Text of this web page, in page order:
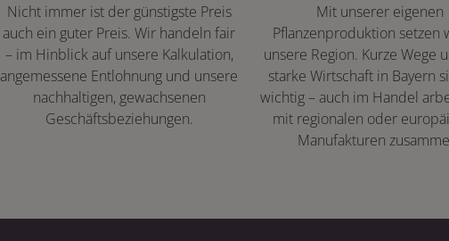
Nicht immer ist der günstigste Preis
auch ein guter Preis. Wir handeln fair
– im Hinblick auf unsere Kalkulation,
angemessene Entlohnung und unsere
nachhaltigen, gewachsenen
Geschäftsbeziehungen.
Mit unserer eigenen
Pflanzenproduktion setzen
unsere Region. Kurze Wege
starke Wirtschaft in Bayern
wichtig – auch im Handel
mit regionalen oder
Manufakturen